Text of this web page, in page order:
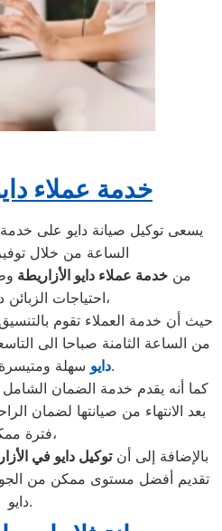
خدمة عملاء
يسعى توكيل صيانة دايو على
الساعة من خلال
منخدمة عملاء دايو الأزاريطة
احتياجات الزبائن داخل الفروع،
حيث أن خدمة العملاء تقوم
من الساعة الثامنة صباحا الى
دايوسهلة ومتيسرة على الجميع.
كما أنه يقدم خدمة الضمان
بعد الانتهاء من صيانتها لضمان
فترة ممكنة،
بالإضافة إلى أنتوكيل دايو في
تقديم أفضل مستوى ممكن من
دايو.